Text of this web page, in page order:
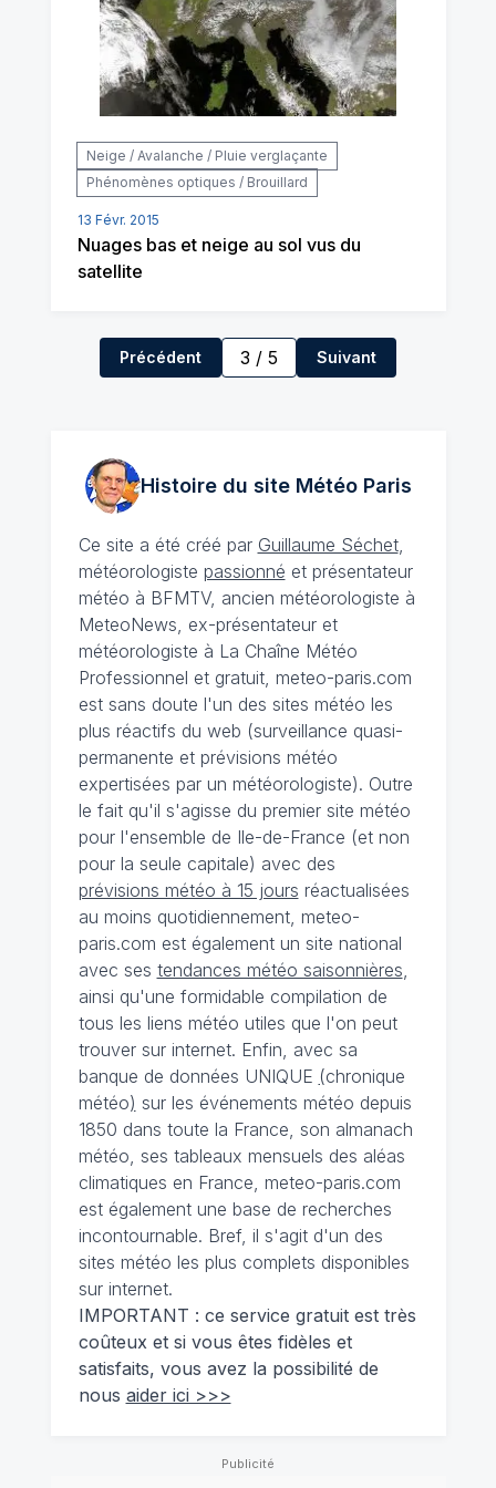
Neige / Avalanche / Pluie verglaçante
Phénomènes optiques / Brouillard
13 Févr. 2015
Nuages bas et neige au sol vus du
satellite
Précédent 3 / 5 Suivant
Histoire du site MétéoParis
Ce site a été créé par Guillaume Séchet,
météorologiste passionné et présentateur
météo à BFMTV, ancien météorologiste à
MeteoNews, ex-présentateur et
météorologiste à La Chaîne Météo
Professionnel et gratuit, meteo-paris.com
est sans doute l'un des sites météo les
plus réactifs du web (surveillance quasi-
permanente et prévisions météo
expertisées par un météorologiste). Outre
le fait qu'il s'agisse du premier site météo
pour l'ensemble de Ile-de-France (et non
pour la seule capitale) avec des
prévisions météo à 15 jours réactualisées
au moins quotidiennement, meteo-
paris.com est également un site national
avec ses tendances météo saisonnières,
ainsi qu'une formidable compilation de
tous les liens météo utiles que l'on peut
trouver sur internet. Enfin, avec sa
banque de données UNIQUE (chronique
météo) sur les événements météo depuis
1850 dans toute la France, son almanach
météo, ses tableaux mensuels des aléas
climatiques en France, meteo-paris.com
est également une base de recherches
incontournable. Bref, il s'agit d'un des
sites météo les plus complets disponibles
sur internet.
IMPORTANT : ce service gratuit est très
coûteux et si vous êtes fidèles et
satisfaits, vous avez la possibilité de
nous aider ici >>>